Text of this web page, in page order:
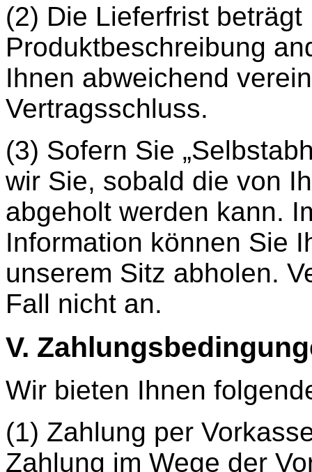
(2) Die Lieferfrist
Produktbeschreibung
Ihnen abweichend
Vertragsschluss.
(3) Sofern Sie
wir Sie, sobald die von
abgeholt werden kann.
Information können Sie
unserem Sitz abholen.
Fall nicht an.
V.
Wir bieten Ihnen
(1) Zahlung per
Zahlung im Wege der